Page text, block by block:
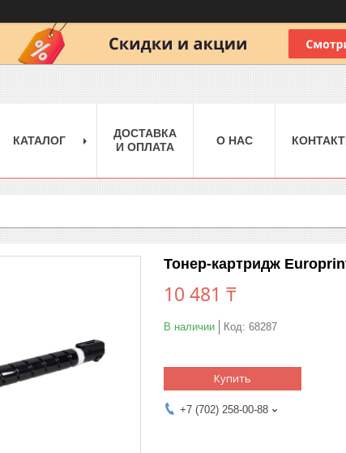
КАТАЛОГ
ДОСТАВКА
И ОПЛАТА
О НАС
Тонер-картридж
10 481 ₸
В наличии Код: 68287
Купить
+7 (702) 258-00-88